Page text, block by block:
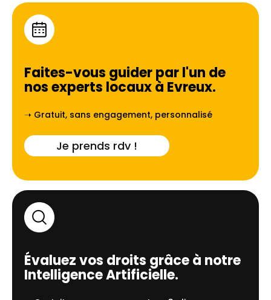
Faites-vous guider par l'un de
nos experts locaux à Evreux.
➝ Gratuit, sans engagement, personnalisé
Je prends rdv !
Évaluez vos droits grâce à notre
Intelligence Artificielle.